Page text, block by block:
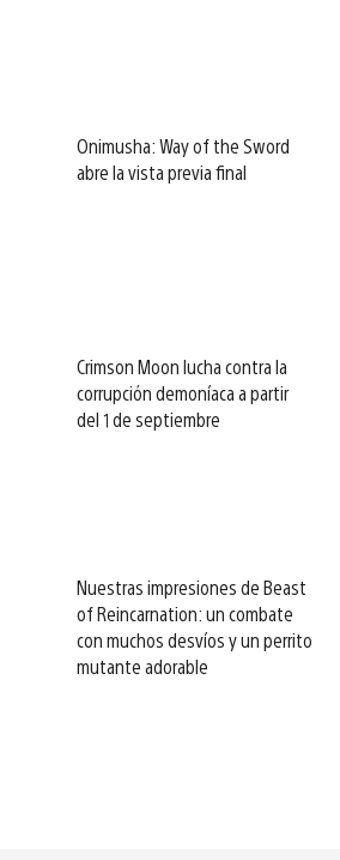
Onimusha: Way of the Sword
abre la vista previa final
Crimson Moon lucha contra la
corrupción demoníaca a partir
del 1 de septiembre
Nuestras impresiones de Beast
of Reincarnation: un combate
con muchos desvíos y un perrito
mutante adorable